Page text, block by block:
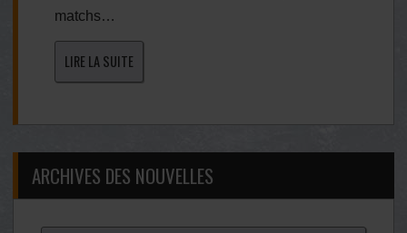
matchs…
LIRE LA SUITE
ARCHIVES DES NOUVELLES